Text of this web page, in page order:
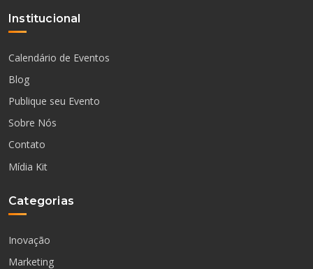
Institucional
Calendário de Eventos
Blog
Publique seu Evento
Sobre Nós
Contato
Mídia Kit
Categorias
Inovação
Marketing